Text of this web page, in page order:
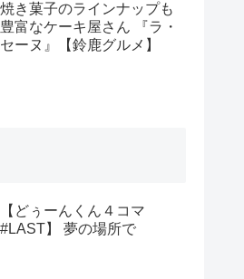
焼き菓子のラインナップも
豊富なケーキ屋さん 『ラ・
セーヌ』【鈴鹿グルメ】
【どぅーんくん４コマ
#LAST】 夢の場所で